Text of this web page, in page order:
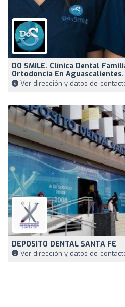
DO SMILE. Clínica Dental
Ortodoncia En Aguascalientes.
Ver dirección y datos de
DEPOSITO DENTAL SANTA FE
Ver dirección y datos de